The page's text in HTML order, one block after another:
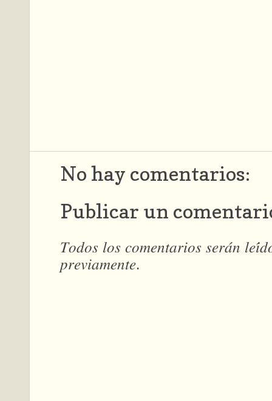
No hay comentarios:
Publicar un
𝑇𝑜𝑑𝑜𝑠 𝑙𝑜𝑠 𝑐𝑜𝑚𝑒𝑛𝑡𝑎𝑟𝑖𝑜𝑠 𝑠𝑒𝑟𝑎́𝑛
𝑝𝑟𝑒𝑣𝑖𝑎𝑚𝑒𝑛𝑡𝑒.